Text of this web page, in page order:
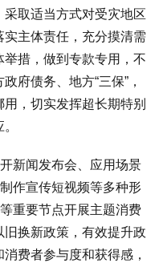
取适当方式对受灾地区
主体责任，充分摸清需
措，做到专款专用，不
府债务、地方“三保”，
，切实发挥超长期特别
新闻发布会、应用场景
作宣传短视频等多种形
重要节点开展主题消费
换新政策，有效提升政
费者参与度和获得感，